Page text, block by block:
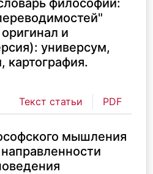
философий:
и
универсум,
картография.
Текст статьи PDF
мышления